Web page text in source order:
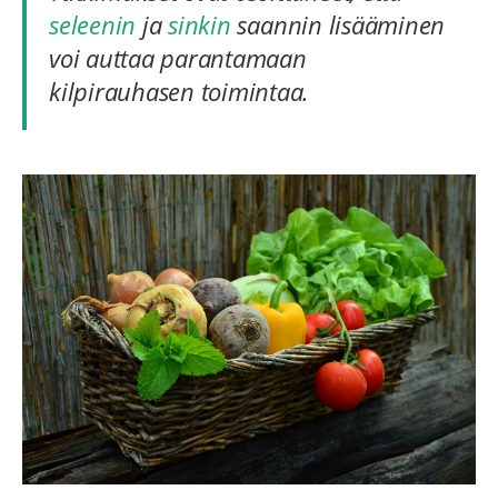
seleenin jasinkin saannin lisääminen
voi auttaa parantamaan
kilpirauhasen toimintaa.